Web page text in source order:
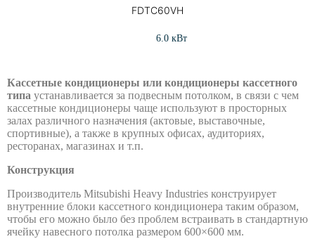
FDTC60VH
6.0 кВт
Кассетные кондиционеры или кондиционеры кассетного
типа устанавливается за подвесным потолком, в связи с чем
кассетные кондиционеры чаще используют в просторных
залах различного назначения (актовые, выставочные,
спортивные), а также в крупных офисах, аудиториях,
ресторанах, магазинах и т.п.
Конструкция
Производитель Mitsubishi Heavy Industries конструирует
внутренние блоки кассетного кондиционера таким образом,
чтобы его можно было без проблем встраивать в стандартную
ячейку навесного потолка размером 600×600 мм.
Внутренние блоки настенного типа
Серия SRK-ZSX-W
SRK20ZSX-W
•